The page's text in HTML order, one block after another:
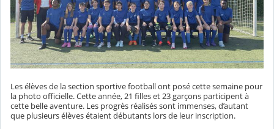
Les élèves de la section sportive football ont posé cette semaine pour
la photo officielle. Cette année, 21 filles et 23 garçons participent à
cette belle aventure. Les progrès réalisés sont immenses, d’autant
que plusieurs élèves étaient débutants lors de leur inscription.